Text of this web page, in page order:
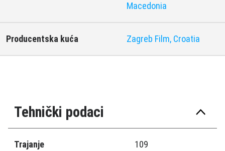
Macedonia
Producentska kuća Zagreb Film, Croatia
Tehnički podaci
Trajanje 109